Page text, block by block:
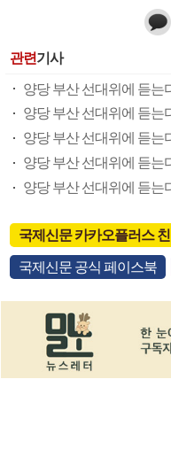
관련기사
양당 부산 선대위에 듣는
양당 부산 선대위에 듣는
양당 부산 선대위에 듣는
양당 부산 선대위에 듣는
양당 부산 선대위에 듣는
국제신문 카카오플러스
국제신문 공식 페이스북